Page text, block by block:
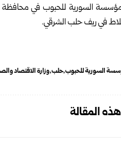
في ريف حلب الشرقي.
السورية للحبوب حلب وزارة الاقتصاد
المقالة